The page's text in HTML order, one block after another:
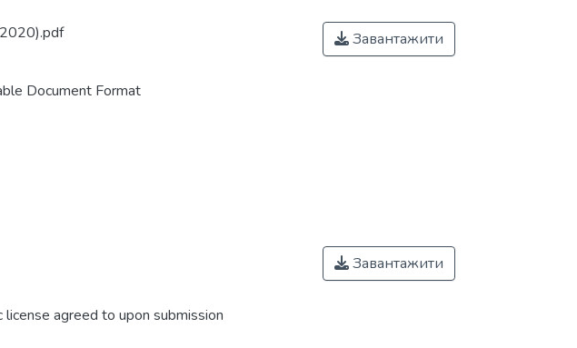
Document Format
Завантажити
agreed to upon submission
Завантажити